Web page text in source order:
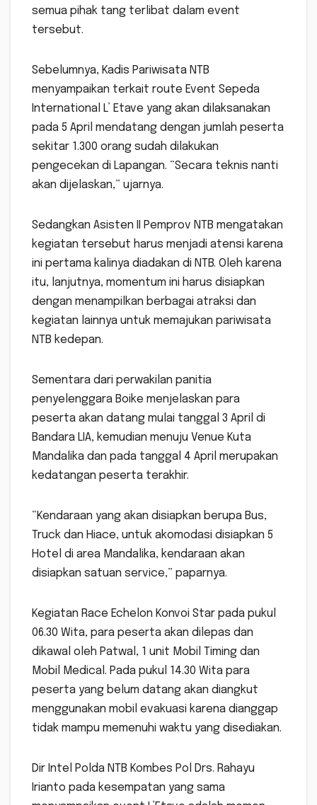
semua pihak tang terlibat dalam event
tersebut.
Sebelumnya, Kadis Pariwisata NTB
menyampaikan terkait route Event Sepeda
International L’ Etave yang akan dilaksanakan
pada 5 April mendatang dengan jumlah peserta
sekitar 1.300 orang sudah dilakukan
pengecekan di Lapangan. “Secara teknis nanti
akan dijelaskan,” ujarnya.
Sedangkan Asisten II Pemprov NTB mengatakan
kegiatan tersebut harus menjadi atensi karena
ini pertama kalinya diadakan di NTB. Oleh karena
itu, lanjutnya, momentum ini harus disiapkan
dengan menampilkan berbagai atraksi dan
kegiatan lainnya untuk memajukan pariwisata
NTB kedepan.
Sementara dari perwakilan panitia
penyelenggara Boike menjelaskan para
peserta akan datang mulai tanggal 3 April di
Bandara LIA, kemudian menuju Venue Kuta
Mandalika dan pada tanggal 4 April merupakan
kedatangan peserta terakhir.
“Kendaraan yang akan disiapkan berupa Bus,
Truck dan Hiace, untuk akomodasi disiapkan 5
Hotel di area Mandalika, kendaraan akan
disiapkan satuan service,” paparnya.
Kegiatan Race Echelon Konvoi Star pada pukul
06.30 Wita, para peserta akan dilepas dan
dikawal oleh Patwal, 1 unit Mobil Timing dan
Mobil Medical. Pada pukul 14.30 Wita para
peserta yang belum datang akan diangkut
menggunakan mobil evakuasi karena dianggap
tidak mampu memenuhi waktu yang disediakan.
Dir Intel Polda NTB Kombes Pol Drs. Rahayu
Irianto pada kesempatan yang sama